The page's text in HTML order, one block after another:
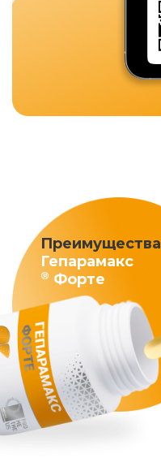
Преимущества
Гепарамакс
® Форте